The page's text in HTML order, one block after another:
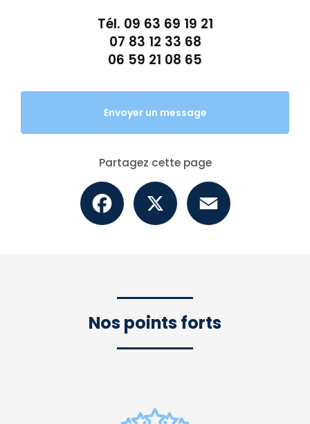
Tél. 09 63 69 19 21
07 83 12 33 68
06 59 21 08 65
Envoyer un message
Partagez cette page
Facebook
Nos points forts